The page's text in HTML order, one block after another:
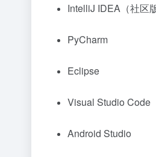
IntelliJ IDEA（社区
PyCharm
Eclipse
Visual Studio Code
Android Studio